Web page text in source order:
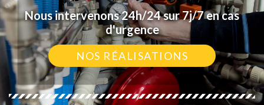
Nous intervenons 24h/24 sur 7j/7 en cas
d'urgence
NOS RÉALISATIONS